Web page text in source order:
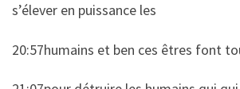
s’élever en puissance les
20:57humains et ben ces êtres font